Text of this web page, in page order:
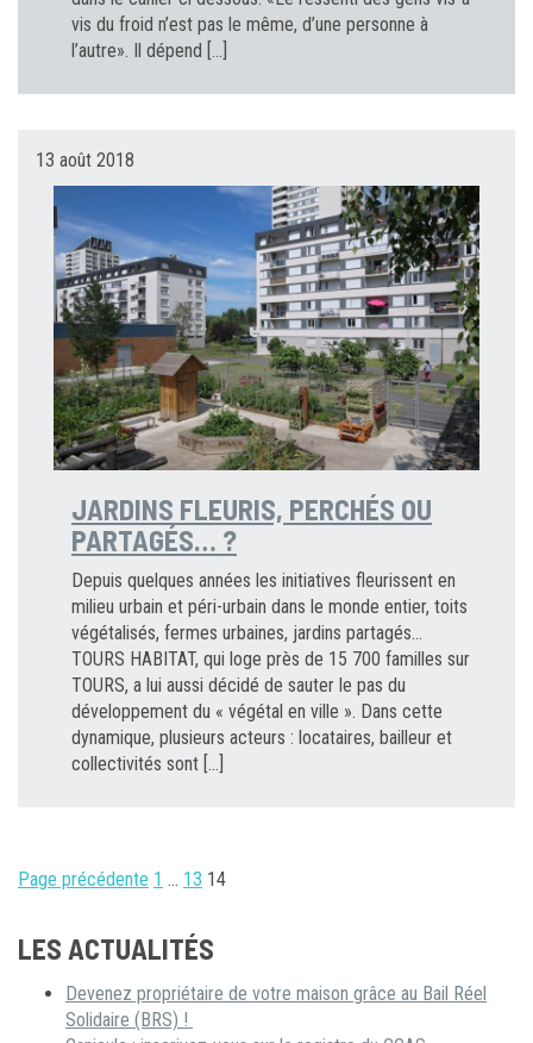
vis du froid n’est pas le même, d’une personne à
l’autre». Il dépend […]
13 août 2018
JARDINS FLEURIS, PERCHÉS OU
PARTAGÉS… ?
Depuis quelques années les initiatives fleurissent en
milieu urbain et péri-urbain dans le monde entier, toits
végétalisés, fermes urbaines, jardins partagés…
TOURS HABITAT, qui loge près de 15 700 familles sur
TOURS, a lui aussi décidé de sauter le pas du
développement du « végétal en ville ». Dans cette
dynamique, plusieurs acteurs : locataires, bailleur et
collectivités sont […]
PAGINATION
PUBLICATIONS
Page précédente 1 … 13 14
LES ACTUALITÉS
Devenez propriétaire de votre maison grâce au Bail Réel
Solidaire (BRS) !